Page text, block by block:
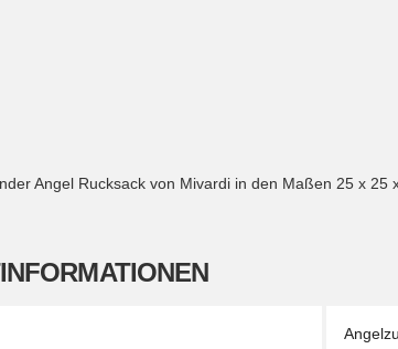
Angel Rucksack von Mivardi in den Maßen 25 x 25